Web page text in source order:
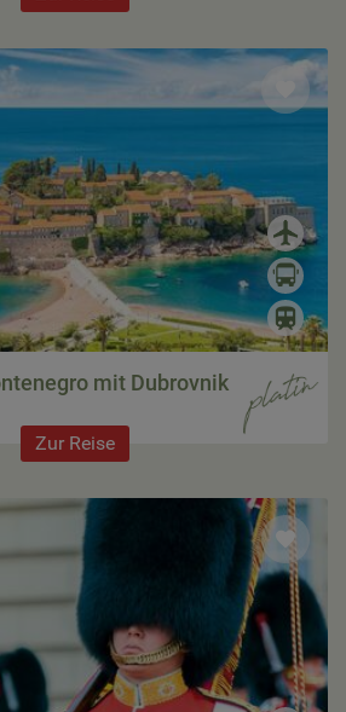
mit Dubrovnik
Zur Reise